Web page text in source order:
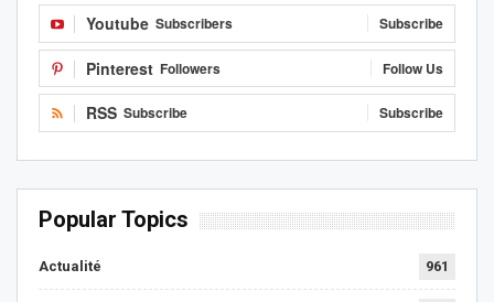
Youtube Subscribers Subscribe
Pinterest Followers Follow Us
RSS Subscribe Subscribe
Popular Topics
Actualité 961